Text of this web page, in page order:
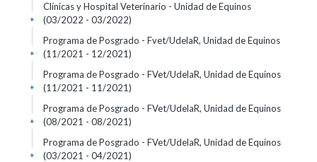
Clínicas y Hospital Veterinario - Unidad de Equinos
(03/2022 - 03/2022)
+
Programa de Posgrado - Fvet/UdelaR, Unidad de Equinos
(11/2021 - 12/2021)
+
Programa de Posgrado - FVet/UdelaR, Unidad de Equinos
(11/2021 - 11/2021)
+
Programa de Posgrado - FVet/UdelaR, Unidad de Equinos
(08/2021 - 08/2021)
+
Programa de Posgrado - FVet/UdelaR, Unidad de Equinos
(03/2021 - 04/2021)
+